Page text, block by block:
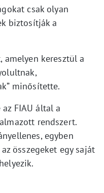
csak olyan
biztosítják a
amelyen keresztül a
minősítette.
FIAU által a
rendszert.
egyben
összegeket egy saját